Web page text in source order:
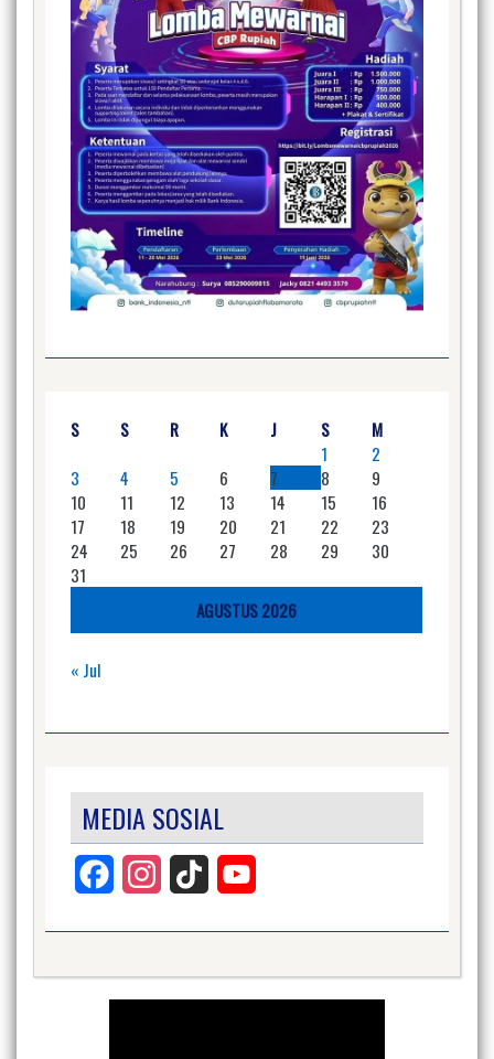
AGUSTUS 2026
S S R K J S
M
1
2
3
4 5 6 7 8
9
10
11 12 13 14 15
16
17
18 19 20 21 22
23
24
25 26 27 28 29
30
31
« Jul
MEDIA SOSIAL
Facebook InstagramTikTok